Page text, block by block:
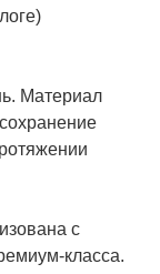
Материал
с
класса.